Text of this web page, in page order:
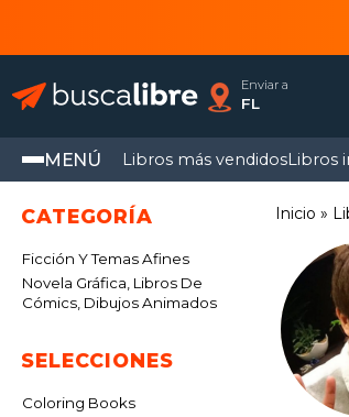
Enviar a
FL
MENÚ Libros más vendidosLibros
CATEGORÍA
Ficción Y Temas Afines
Novela Gráfica, Libros De
Cómics, Dibujos Animados
SELECCIONES
Coloring Books
Inicio